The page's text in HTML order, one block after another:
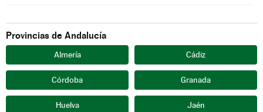
Provincias de Andalucía
Almería Cádiz
Córdoba Granada
Huelva Jaén